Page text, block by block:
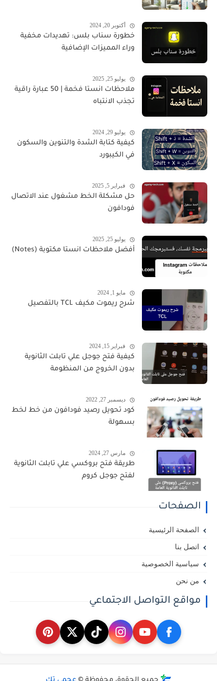
أكتوبر 20, 2024
خطورة سناب بلس: تهديدات مخفية
وراء المميزات الإضافية
يوليو 25, 2025
ملاحظات انستا فخمة | 50 عبارة راقية
تجذب الانتباه
يوليو 29, 2024
كيفية كتابة الشدة والتنوين والسكون
في الكيبورد
فبراير 5, 2025
حل مشكلة الخط مشغول عند الاتصال
فودافون
يوليو 25, 2025
أفضل ملاحظات انستا مكتوبة (Notes)
مايو 1, 2024
شرح ريموت مكيف TCL بالتفصيل
فبراير 15, 2024
كيفية فتح جوجل علي تابلت الثانوية
بدون الخروج من المنظومة
ديسمبر 27, 2022
كود تحويل رصيد فودافون من خط لخط
بسهولة
مارس 27, 2024
طريقة فتح بروكسي علي تابلت الثانوية
لفتح جوجل كروم
الصفحات
الصفحة الرئيسية
اتصل بنا
سياسية الخصوصية
من نحن
مواقع التواصل الاجتماعي